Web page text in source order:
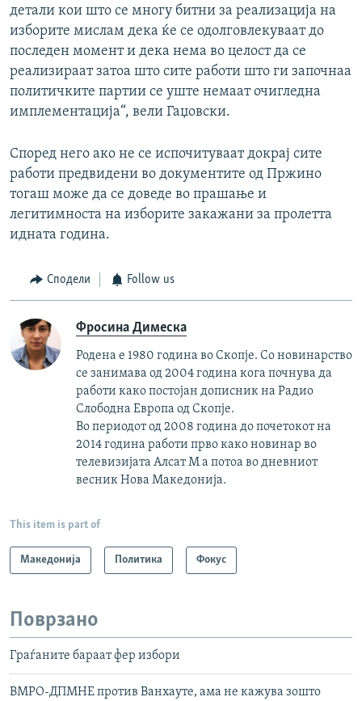
детали кои што се многу битни за реализација на
изборите мислам дека ќе се одолговлекуваат до
последен момент и дека нема во целост да се
реализираат затоа што сите работи што ги започнаа
политичките партии се уште немаат очигледна
имплементација“, вели Гаџовски.
Според него ако не се испочитуваат докрај сите
работи предвидени во документите од Пржино
тогаш може да се доведе во прашање и
легитимноста на изборите закажани за пролетта
идната година.
Сподели Follow us
Фросина Димеска
Родена е 1980 година во Скопје. Со новинарство
се занимава од 2004 година кога почнува да
работи како постојан дописник на Радио
Слободна Европа од Скопје.
Во периодот од 2008 година до почетокот на
2014 година работи прво како новинар во
телевизијата Алсат М а потоа во дневниот
весник Нова Македонија.
This item is part of
Македонија Политика Фокус
Поврзано
Граѓаните бараат фер избори
ВМРО-ДПМНЕ против Ванхауте, ама не кажува зошто